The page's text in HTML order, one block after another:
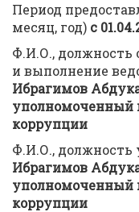
Период
месяц, год) с
Ф.И.О., должность
и выполнение
Ибрагимов
уполномоченный
коррупции
Ф.И.О., должность
Ибрагимов
уполномоченный
коррупции